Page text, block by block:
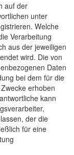
auf der
unter
Welche
Verarbeitung
aus der jeweiligen
wird. Die von
Daten
bei dem für die
erhoben
kann
der die
für eine